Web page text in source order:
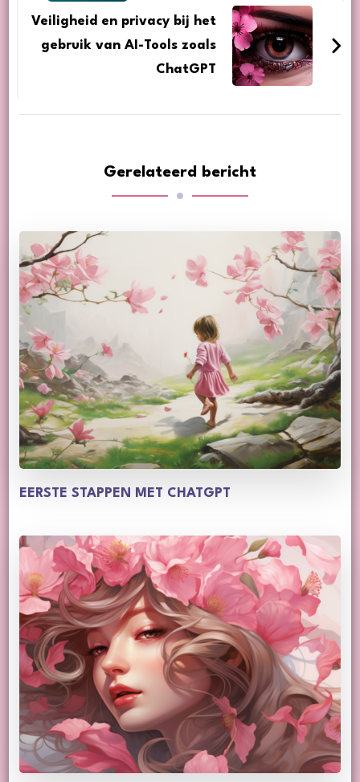
Veiligheid en privacy bij het
gebruik van AI-Tools zoals
ChatGPT
Gerelateerd bericht
EERSTE STAPPEN MET CHATGPT